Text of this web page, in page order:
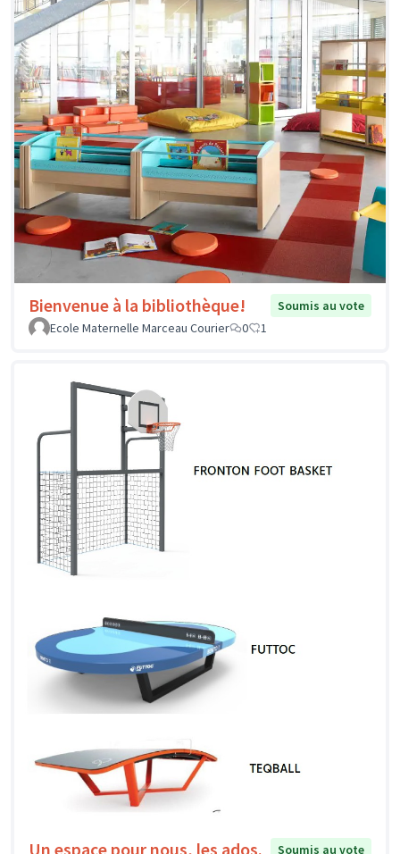
Bienvenue à la bibliothèque!
Soumis au vote
Ecole Maternelle Marceau Courier
0 1
Un espace pour nous, les ados. Soumis au vote